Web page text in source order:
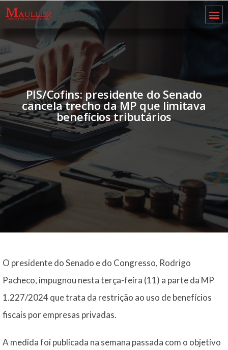
PIS/Cofins: presidente do Senado
cancela trecho da MP que limitava
benefícios tributários
O presidente do Senado e do Congresso, Rodrigo
Pacheco, impugnou nesta terça-feira (11) a parte da MP
1.227/2024 que trata da restrição ao uso de benefícios
fiscais por empresas privadas.
A medida foi publicada na semana passada com o objetivo